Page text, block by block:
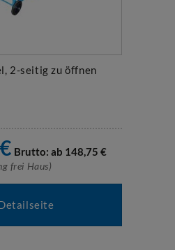
2-seitig zu öffnen
€ Brutto: ab 148,75 €
frei Haus)